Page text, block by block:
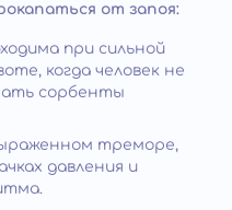
от запоя:
при сильной
когда человек не
сорбенты
треморе,
давления и